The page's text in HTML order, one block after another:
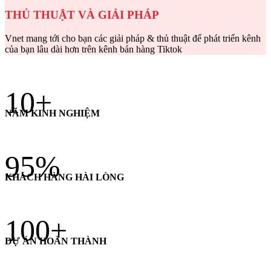
THỦ THUẬT VÀ GIẢI PHÁP
Vnet mang tới cho bạn các giải pháp & thủ thuật để phát triển kênh
của bạn lâu dài hơn trên kênh bán hàng Tiktok
10+
NĂM KINH NGHIỆM
95%
KHÁCH HÀNG HÀI LÒNG
100+
DỰ ÁN HOÀN THÀNH